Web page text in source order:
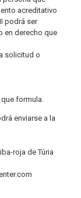
acreditativo
podrá ser
en derecho que
solicitud o
formula.
enviarse a la
roja de Túria